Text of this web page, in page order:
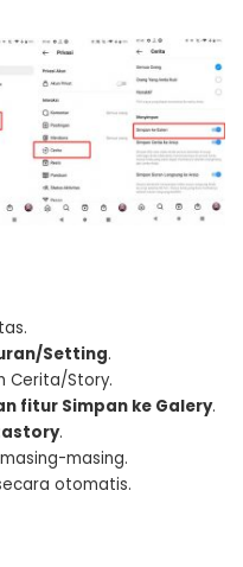
Setting.
Cerita/Story.
fitur Simpan ke Galery.
.
masing.
otomatis.